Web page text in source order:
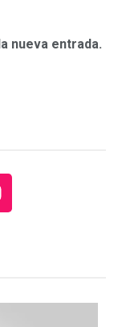
nueva entrada.